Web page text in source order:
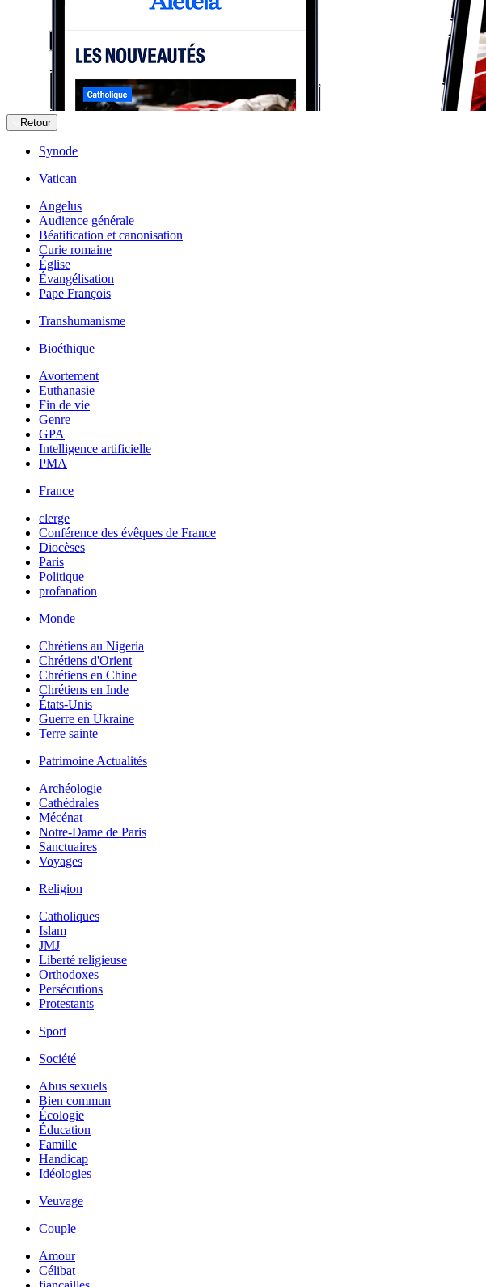
Retour
Synode
Vatican
Angelus
Audience générale
Béatification et canonisation
Curie romaine
Église
Évangélisation
Pape François
Transhumanisme
Bioéthique
Avortement
Euthanasie
Fin de vie
Genre
GPA
Intelligence artificielle
PMA
France
clerge
Conférence des évêques de France
Diocèses
Paris
Politique
profanation
Monde
Chrétiens au Nigeria
Chrétiens d'Orient
Chrétiens en Chine
Chrétiens en Inde
États-Unis
Guerre en Ukraine
Terre sainte
Patrimoine Actualités
Archéologie
Cathédrales
Mécénat
Notre-Dame de Paris
Sanctuaires
Voyages
Religion
Catholiques
Islam
JMJ
Liberté religieuse
Orthodoxes
Persécutions
Protestants
Sport
Société
Abus sexuels
Bien commun
Écologie
Éducation
Famille
Handicap
Idéologies
Veuvage
Couple
Amour
Célibat